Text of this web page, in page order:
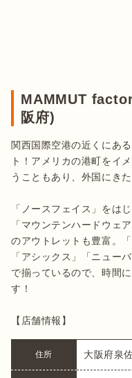
MAMMUT
阪府)
関西国際空港の近くにあ
ト！アメリカの港町をイ
うこともあり、外国にき
「ノースフェイス」をは
「マウンテンハードウェ
のアウトレットも豊富。
「アシックス」「ニュー
で揃っているので、時間
す！
【店舗情報】
住所 大阪府泉